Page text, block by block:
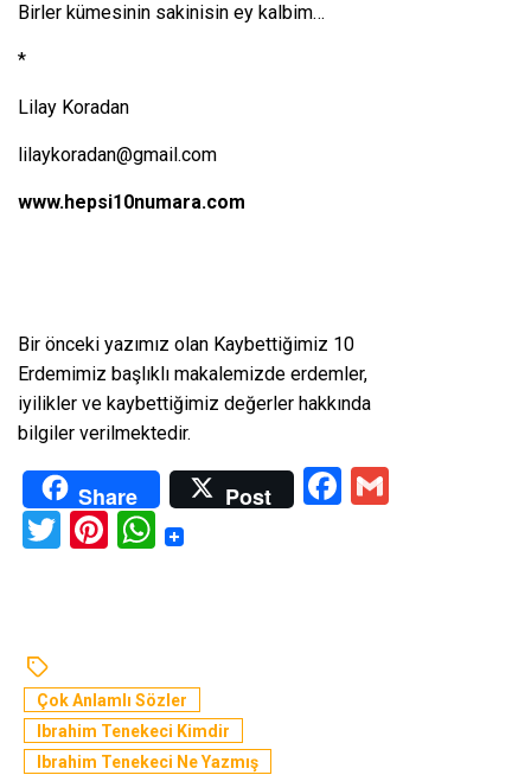
Birler kümesinin sakinisin ey kalbim…
*
Lilay Koradan
lilaykoradan@gmail.com
www.hepsi10numara.com
Bir önceki yazımız olan Kaybettiğimiz 10
Erdemimiz başlıklı makalemizde erdemler,
iyilikler ve kaybettiğimiz değerler hakkında
bilgiler verilmektedir.
Share Post Facebook
Twitter
Pinterest
WhatsApp
Çok Anlamlı Sözler
Ibrahim Tenekeci Kimdir
Ibrahim Tenekeci Ne Yazmış